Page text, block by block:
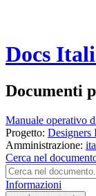
Docs
Documenti
Manuale operativo
Progetto: Designers
Amministrazione:
Cerca nel
Informazioni